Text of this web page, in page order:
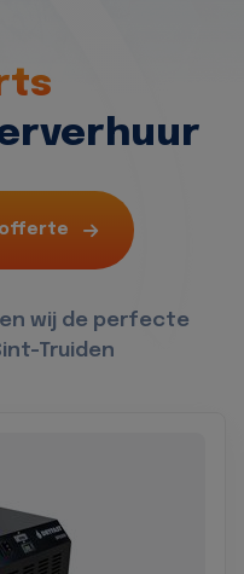
offerte
wij de perfecte
Truiden